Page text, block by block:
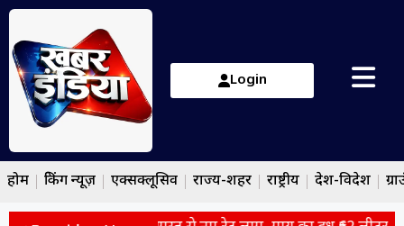
Login
होम ब्रेकिंग न्यूज़ एक्सक्लूसिव राज्य-शहर राष्ट्रीय देश-विदेश